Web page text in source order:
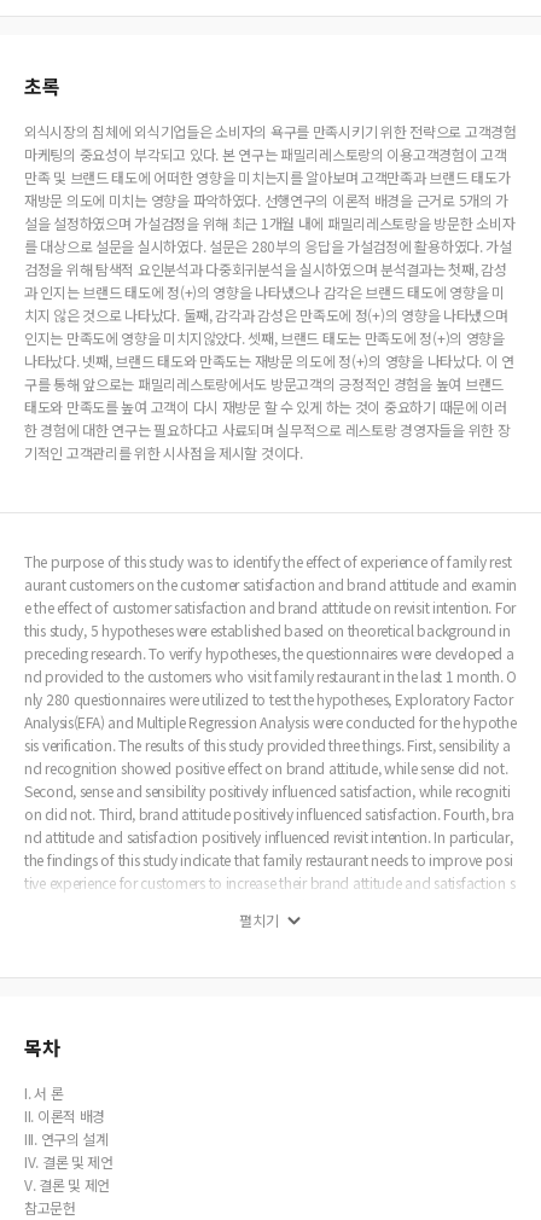
초록
외식시장의 침체에 외식기업들은 소비자의 욕구를 만족시키기 위한 전략으로 고객경험
마케팅의 중요성이 부각되고 있다. 본 연구는 패밀리레스토랑의 이용고객경험이 고객
만족 및 브랜드 태도에 어떠한 영향을 미치는지를 알아보며 고객만족과 브랜드 태도가
재방문 의도에 미치는 영향을 파악하였다. 선행연구의 이론적 배경을 근거로 5개의 가
설을 설정하였으며 가설검정을 위해 최근 1개월 내에 패밀리레스토랑을 방문한 소비자
를 대상으로 설문을 실시하였다. 설문은 280부의 응답을 가설검정에 활용하였다. 가설
검정을 위해 탐색적 요인분석과 다중회귀분석을 실시하였으며 분석결과는 첫째, 감성
과 인지는 브랜드 태도에 정(+)의 영향을 나타냈으나 감각은 브랜드 태도에 영향을 미
치지 않은 것으로 나타났다. 둘째, 감각과 감성은 만족도에 정(+)의 영향을 나타냈으며
인지는 만족도에 영향을 미치지않았다. 셋째, 브랜드 태도는 만족도에 정(+)의 영향을
나타났다. 넷째, 브랜드 태도와 만족도는 재방문 의도에 정(+)의 영향을 나타났다. 이 연
구를 통해 앞으로는 패밀리레스토랑에서도 방문고객의 긍정적인 경험을 높여 브랜드
태도와 만족도를 높여 고객이 다시 재방문 할 수 있게 하는 것이 중요하기 때문에 이러
한 경험에 대한 연구는 필요하다고 사료되며 실무적으로 레스토랑 경영자들을 위한 장
기적인 고객관리를 위한 시사점을 제시할 것이다.
The purpose of this study was to identify the effect of experience of family rest
aurant customers on the customer satisfaction and brand attitude and examin
e the effect of customer satisfaction and brand attitude on revisit intention. For
this study, 5 hypotheses were established based on theoretical background in
preceding research. To verify hypotheses, the questionnaires were developed a
nd provided to the customers who visit family restaurant in the last 1 month. O
nly 280 questionnaires were utilized to test the hypotheses, Exploratory Factor
Analysis(EFA) and Multiple Regression Analysis were conducted for the hypothe
sis verification. The results of this study provided three things. First, sensibility a
nd recognition showed positive effect on brand attitude, while sense did not.
Second, sense and sensibility positively influenced satisfaction, while recogniti
on did not. Third, brand attitude positively influenced satisfaction. Fourth, bra
nd attitude and satisfaction positively influenced revisit intention. In particular,
the findings of this study indicate that family restaurant needs to improve posi
tive experience for customers to increase their brand attitude and satisfaction s
earch on this experience. Thus, this study will suggest implications for long-ter
펼치기
목차
I. 서 론
II. 이론적 배경
III. 연구의 설계
IV. 결론 및 제언
V. 결론 및 제언
참고문헌